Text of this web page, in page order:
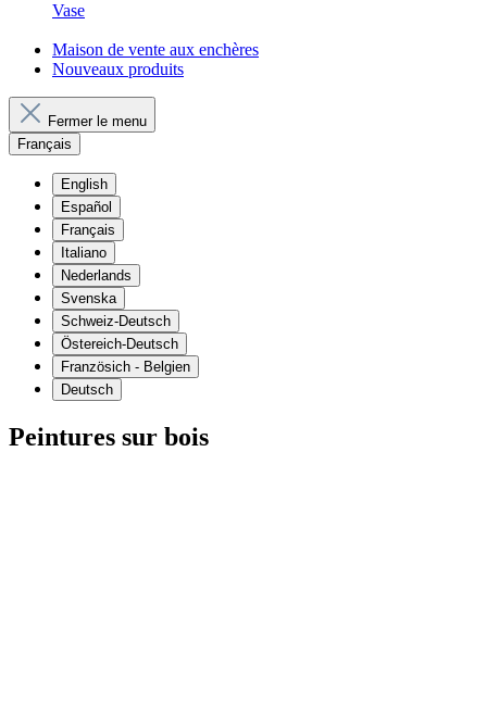
Vase
Maison de vente aux enchères
Nouveaux produits
Fermer le menu
Français
English
Español
Français
Italiano
Nederlands
Svenska
Schweiz-Deutsch
Östereich-Deutsch
Französich - Belgien
Deutsch
Peintures sur bois